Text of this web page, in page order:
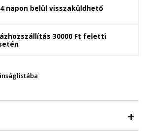
napon belül visszaküldhető
30000 Ft feletti